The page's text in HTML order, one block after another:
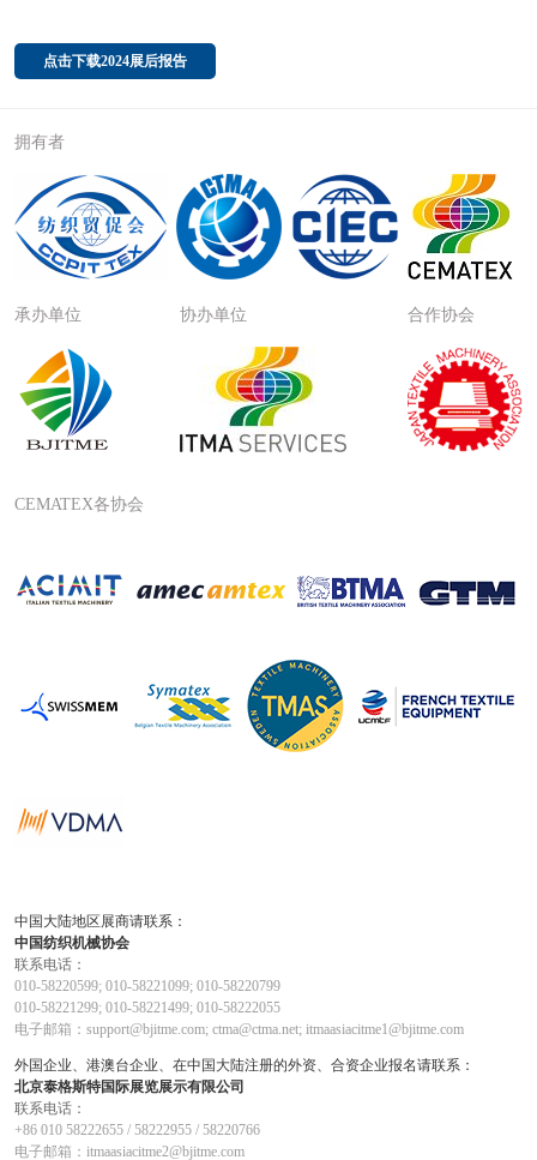
点击下载2024展后报告
拥有者
承办单位 协办单位 合作协会
CEMATEX各协会
中国大陆地区展商请联系：
中国纺织机械协会
联系电话：
010-58220599; 010-58221099; 010-58220799
010-58221299; 010-58221499; 010-58222055
电子邮箱：support@bjitme.com; ctma@ctma.net; itmaasiacitme1@bjitme.com
外国企业、港澳台企业、在中国大陆注册的外资、合资企业报名请联系：
北京泰格斯特国际展览展示有限公司
联系电话：
+86 010 58222655 / 58222955 / 58220766
电子邮箱：itmaasiacitme2@bjitme.com